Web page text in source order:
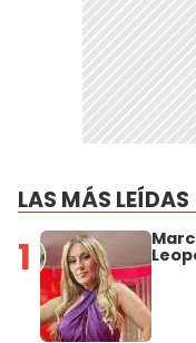
LAS MÁS LEÍDAS
1